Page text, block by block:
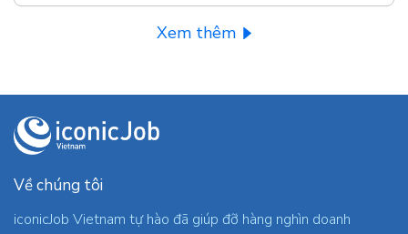
Xem thêm
Về chúng tôi
iconicJob Vietnam tự hào đã giúp đỡ hàng nghìn doanh